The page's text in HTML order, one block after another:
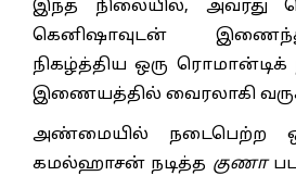
இந்த நிலையில், அவரது
கெனிஷாவுடன்
நிகழ்த்திய ஒரு ரொமான்டிக்
இணையத்தில் வைரலாகி
அண்மையில் நடைபெற்ற
கமல்ஹாசன் நடித்த குணா